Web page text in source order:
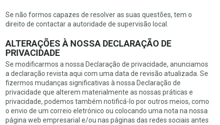
Se não formos capazes de resolver as suas questões, tem o
direito de contactar a autoridade de supervisão local.
ALTERAÇÕES À NOSSA DECLARAÇÃO DE
PRIVACIDADE
Se modificarmos a nossa Declaração de privacidade, anunciamos
a declaração revista aqui com uma data de revisão atualizada. Se
fizermos mudanças significativas à nossa Declaração de
privacidade que alterem materialmente as nossas práticas e
privacidade, podemos também notificá-lo por outros meios, como
o envio de um correio eletrónico ou colocando uma nota na nossa
página web empresarial e/ou nas páginas das redes sociais antes